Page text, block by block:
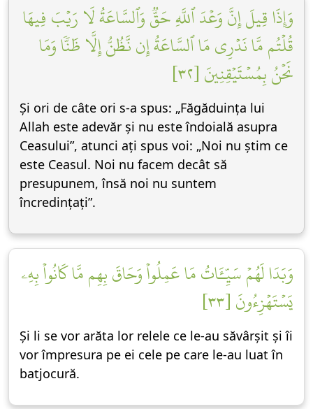
وَإِذَا قِيلَ إِنَّ وَعۡدَ ٱللَّهِ حَقّٞ وَٱلسَّاعَةُ لَا رَيۡبَ فِيهَا
قُلۡتُم مَّا نَدۡرِي مَا ٱلسَّاعَةُ إِن نَّظُنُّ إِلَّا ظَنّٗا وَمَا
نَحۡنُ بِمُسۡتَيۡقِنِينَ [٣٢]
Și ori de câte ori s-a spus: „Făgăduința lui
Allah este adevăr și nu este îndoială asupra
Ceasului”, atunci ați spus voi: „Noi nu știm ce
este Ceasul. Noi nu facem decât să
presupunem, însă noi nu suntem
încredințați”.
وَبَدَا لَهُمۡ سَيِّـَٔاتُ مَا عَمِلُواْ وَحَاقَ بِهِم مَّا كَانُواْ بِهِۦ
يَسۡتَهۡزِءُونَ [٣٣]
Și li se vor arăta lor relele ce le-au săvârșit și îi
vor împresura pe ei cele pe care le-au luat în
batjocură.